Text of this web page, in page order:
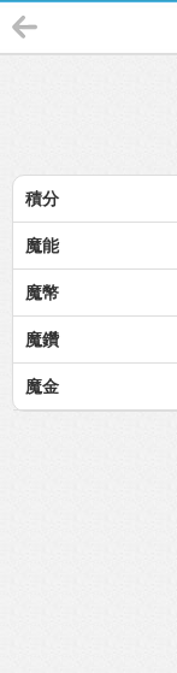
積分
魔能
魔幣
魔鑽
魔金